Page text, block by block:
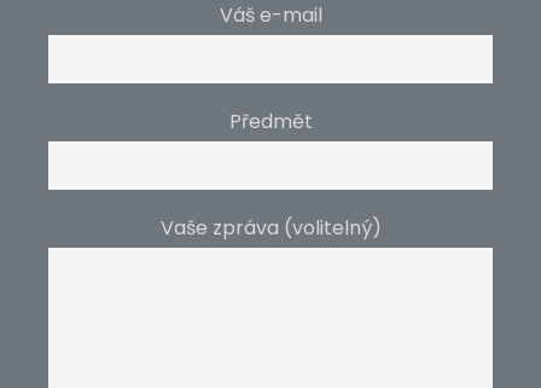
Váš e-mail
Předmět
Vaše zpráva (volitelný)